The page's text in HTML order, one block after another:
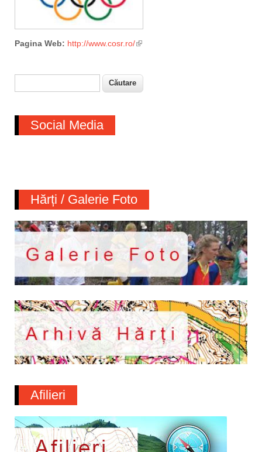
Pagina Web: http://www.cosr.ro/(link is external)
Formular de căutare
Social Media
Hărți / Galerie Foto
Afilieri